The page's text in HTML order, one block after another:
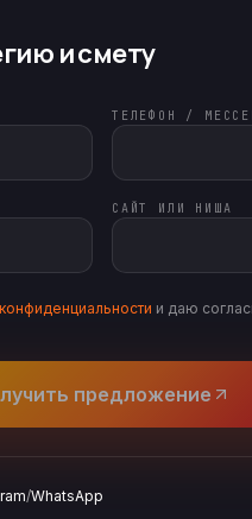
и смету
ТЕЛЕФОН /
САЙТ ИЛИ НИША
и даю
предложение
/WhatsApp